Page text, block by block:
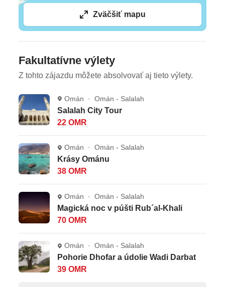
Celková cena zahŕňa
leteckú dopravu na priamom chartrovom lete
Bratislava /Košice - Salalah - Bratislava /Košice, 5x
poistenie insolventnosti, delegáta CK, servisné
poplatky (letiskové poplatky, bezpečnostná taxa, iné
transfery)
poplatok za sedenie v triede Smart Business,
poplatok za sedenie na exit mieste • víza pri pobyte
na viac ako 14 dní (platba priamo na letisku alebo
cestovné poistenie od poisťovne ECP
SMART BUSINESS
(podlieha potvrdeniu od CK): priority check-in na
letisku v Bratislave • váha odbavenej batožiny až do
32 kg • miesta v prednej časti lietadla (stredné
miesto ostáva prázdne) • výber alkoholických a
Zväčšiť mapu
Fakultatívne výlety
Z tohto zájazdu môžete absolvovať aj tieto výlety.
Omán · Omán - Salalah
Salalah City Tour
22 OMR
Omán · Omán - Salalah
Krásy Ománu
38 OMR
Omán · Omán - Salalah
Magická noc v púšti Rub´al-Khali
70 OMR
Omán · Omán - Salalah
Pohorie Dhofar a údolie Wadi Darbat
39 OMR